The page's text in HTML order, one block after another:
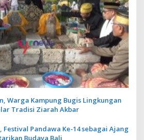
Warga Kampung Bugis Lingkungan
Tradisi Ziarah Akbar
Festival Pandawa Ke-14 sebagai Ajang
Budaya Bali